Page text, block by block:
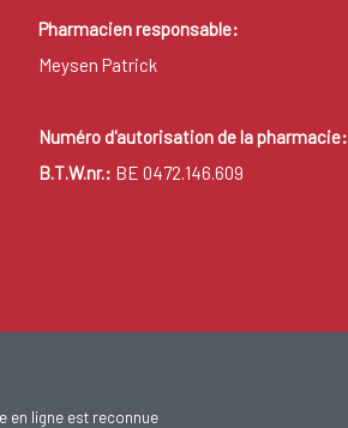
Pharmacien responsable:
Meysen Patrick
Numéro d'autorisation de la pharmacie:
B.T.W.nr.: BE 0472.146.609
en ligne est reconnue